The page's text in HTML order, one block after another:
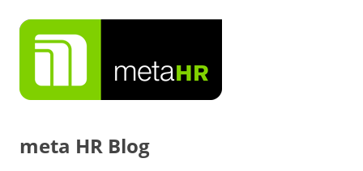
Inhalt
springen
meta HR Blog